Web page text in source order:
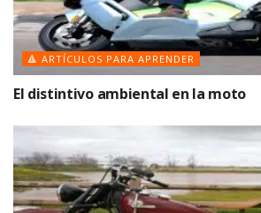
🔺 ARTÍCULOS PARA APRENDER
El distintivo ambiental en la moto